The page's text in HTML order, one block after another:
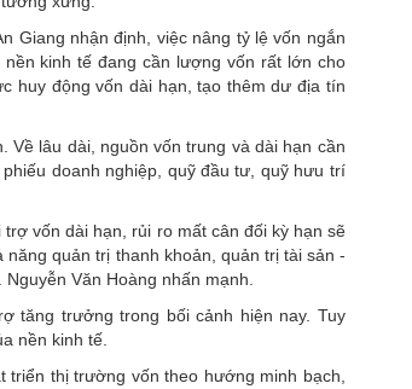
Giang nhận định, việc nâng tỷ lệ vốn ngắn
kinh tế đang cần lượng vốn rất lớn cho
huy động vốn dài hạn, tạo thêm dư địa tín
Về lâu dài, nguồn vốn trung và dài hạn cần
doanh nghiệp, quỹ đầu tư, quỹ hưu trí
vốn dài hạn, rủi ro mất cân đối kỳ hạn sẽ
quản trị thanh khoản, quản trị tài sản -
Văn Hoàng nhấn mạnh.
tăng trưởng trong bối cảnh hiện nay. Tuy
nền kinh tế.
triển thị trường vốn theo hướng minh bạch,